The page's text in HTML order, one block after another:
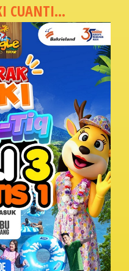
CUANTI...